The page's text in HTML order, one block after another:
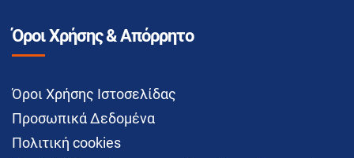
Όροι Χρήσης & Απόρρητο
Όροι Χρήσης Ιστοσελίδας
Προσωπικά Δεδομένα
Πολιτική cookies